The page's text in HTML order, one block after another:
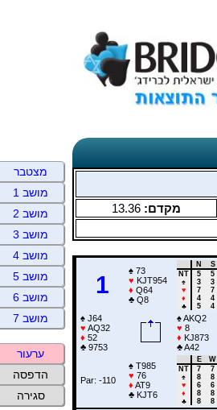
מקדם: 13.36
1
♠ 73
♥ KJT954
♦ Q64
♣ Q8
N
S
NT
5
5
♠
3
3
♥
7
7
♦
4
4
♣
5 4
♠ J64
♥ AQ32
♦ 52
♣ 9753
♠AKQ2
♥ 8
♦ KJ873
♣A42
Par: -110
♠ T985
♥ 76
♦ AT9
♣ KJT6
E
W
NT
7
7
♠
8
8
♥
6
6
♦
8
8
♣
8 8
מצטבר
מושב 1
מושב 2
מושב 3
מושב 4
מושב 5
מושב 6
מושב 7
ערעור
הדפסה
סגירה